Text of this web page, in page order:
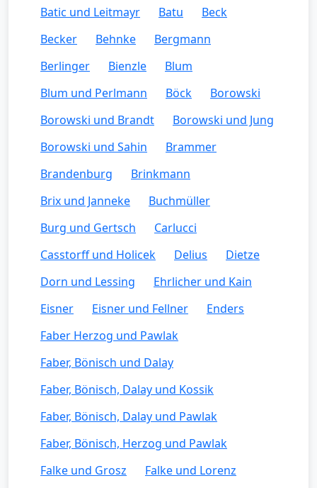
Batic und Leitmayr
Batu
Beck
Becker
Behnke
Bergmann
Berlinger
Bienzle
Blum
Blum und Perlmann
Böck
Borowski
Borowski und Brandt
Borowski und Jung
Borowski und Sahin
Brammer
Brandenburg
Brinkmann
Brix und Janneke
Buchmüller
Burg und Gertsch
Carlucci
Casstorff und Holicek
Delius
Dietze
Dorn und Lessing
Ehrlicher und Kain
Eisner
Eisner und Fellner
Enders
Faber Herzog und Pawlak
Faber, Bönisch und Dalay
Faber, Bönisch, Dalay und Kossik
Faber, Bönisch, Dalay und Pawlak
Faber, Bönisch, Herzog und Pawlak
Falke und Grosz
Falke und Lorenz